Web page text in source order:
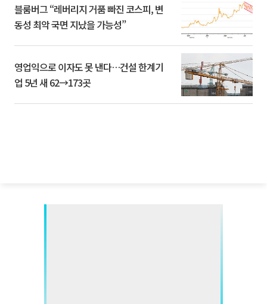
블룸버그 “레버리지 거품 빠진 코스피, 변
동성 최악 국면 지났을 가능성”
영업익으로 이자도 못 낸다…건설 한계기
업 5년 새 62→173곳